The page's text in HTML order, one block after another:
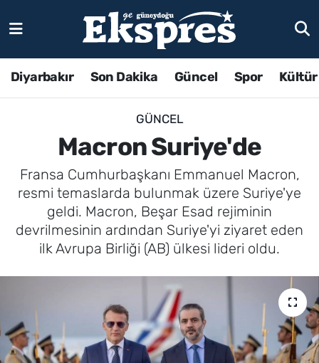
Diyarbakır Son Dakika Güncel Spor
GÜNCEL
Macron Suriye'de
Fransa Cumhurbaşkanı Emmanuel Macron,
resmi temaslarda bulunmak üzere Suriye'ye
geldi. Macron, Beşar Esad rejiminin
devrilmesinin ardından Suriye'yi ziyaret eden
ilk Avrupa Birliği (AB) ülkesi lideri oldu.